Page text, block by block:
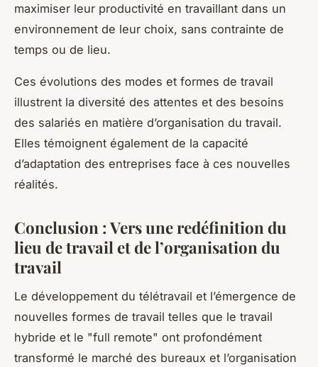
maximiser leur productivité en travaillant dans un
environnement de leur choix, sans contrainte de
temps ou de lieu.
Ces évolutions des modes et formes de travail
illustrent la diversité des attentes et des besoins
des salariés en matière d’organisation du travail.
Elles témoignent également de la capacité
d’adaptation des entreprises face à ces nouvelles
réalités.
Conclusion : Vers une redéfinition du
lieu de travail et de l’organisation du
travail
Le développement du télétravail et l’émergence de
nouvelles formes de travail telles que le travail
hybride et le "full remote" ont profondément
transformé le marché des bureaux et l’organisation